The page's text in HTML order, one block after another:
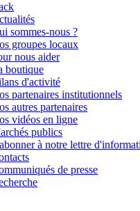
sommes-nous ?
groupes locaux
nous aider
boutique
d'activité
partenaires institutionnels
autres partenaires
vidéos en ligne
publics
à notre lettre
de presse